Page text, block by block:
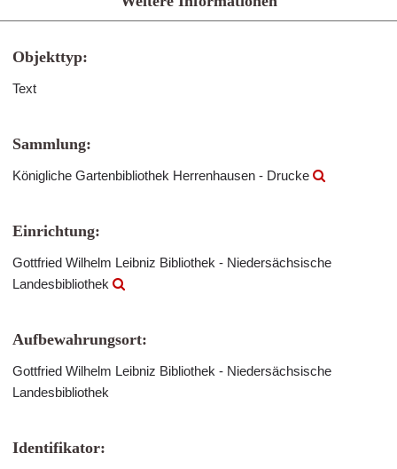
Objekttyp:
Text
Sammlung:
Königliche Gartenbibliothek Herrenhausen - Drucke
Einrichtung:
Gottfried Wilhelm Leibniz Bibliothek - Niedersächsische
Landesbibliothek
Aufbewahrungsort:
Gottfried Wilhelm Leibniz Bibliothek - Niedersächsische
Landesbibliothek
Identifikator: